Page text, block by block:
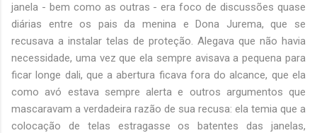
janela - bem como as outras - era foco de discussões quase
diárias entre os pais da menina e Dona Jurema, que se
recusava a instalar telas de proteção. Alegava que não havia
necessidade, uma vez que ela sempre avisava a pequena para
ficar longe dali, que a abertura ficava fora do alcance, que ela
como avó estava sempre alerta e outros argumentos que
mascaravam a verdadeira razão de sua recusa: ela temia que a
colocação de telas estragasse os batentes das janelas,